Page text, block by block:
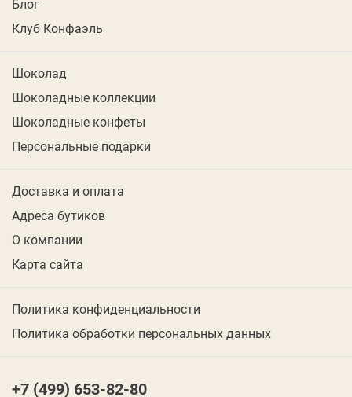
Блог
Клуб Конфаэль
Шоколад
Шоколадные коллекции
Шоколадные конфеты
Персональные подарки
Доставка и оплата
Адреса бутиков
О компании
Карта сайта
Политика конфиденциальности
Политика обработки персональных данных
+7 (499) 653-82-80